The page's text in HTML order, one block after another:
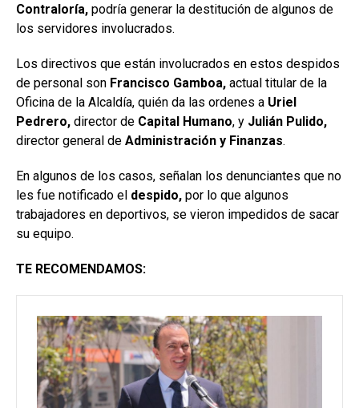
Contraloría, podría generar la destitución de algunos de
los servidores involucrados.
Los directivos que están involucrados en estos despidos
de personal son Francisco Gamboa, actual titular de la
Oficina de la Alcaldía, quién da las ordenes a Uriel
Pedrero, director de Capital Humano, y Julián Pulido,
director general de Administración y Finanzas.
En algunos de los casos, señalan los denunciantes que no
les fue notificado el despido, por lo que algunos
trabajadores en deportivos, se vieron impedidos de sacar
su equipo.
TE RECOMENDAMOS: